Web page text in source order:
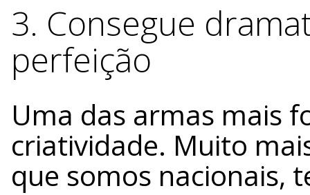
3. Consegue
perfeição
Uma das armas mais
criatividade. Muito
que somos nacionais,